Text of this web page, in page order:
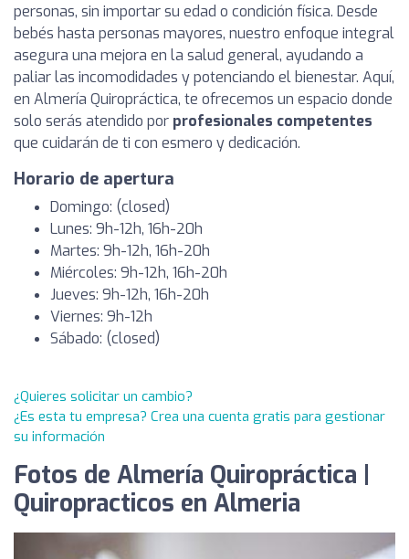
personas, sin importar su edad o condición física. Desde
bebés hasta personas mayores, nuestro enfoque integral
asegura una mejora en la salud general, ayudando a
paliar las incomodidades y potenciando el bienestar. Aquí,
en Almería Quiropráctica, te ofrecemos un espacio donde
solo serás atendido por profesionales competentes
que cuidarán de ti con esmero y dedicación.
Horario de apertura
Domingo: (closed)
Lunes: 9h-12h, 16h-20h
Martes: 9h-12h, 16h-20h
Miércoles: 9h-12h, 16h-20h
Jueves: 9h-12h, 16h-20h
Viernes: 9h-12h
Sábado: (closed)
¿Quieres solicitar un cambio?
¿Es esta tu empresa? Crea una cuenta gratis para gestionar
su información
Fotos de Almería Quiropráctica |
Quiropracticos en Almeria